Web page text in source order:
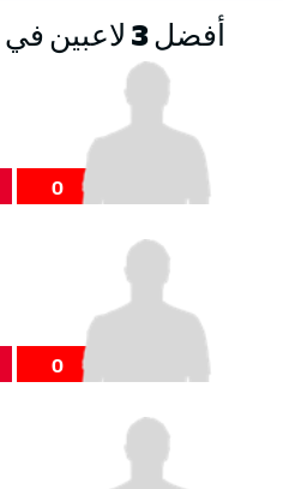
أفضل 3 لاعبين في لعبة FANTASY
0
0